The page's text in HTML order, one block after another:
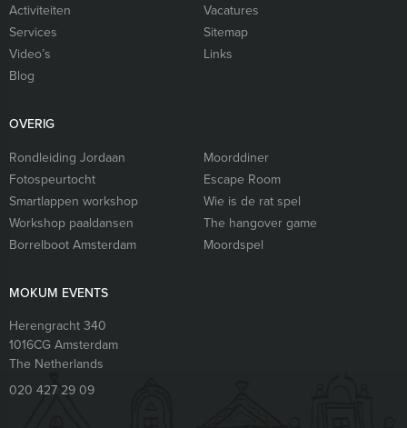
Activiteiten
Vacatures
Services
Sitemap
Video’s
Links
Blog
OVERIG
Rondleiding Jordaan
Moorddiner
Fotospeurtocht
Escape Room
Smartlappen workshop
Wie is de rat spel
Workshop paaldansen
The hangover game
Borrelboot Amsterdam
Moordspel
MOKUM EVENTS
Herengracht 340
1016CG Amsterdam
The Netherlands
020 427 29 09